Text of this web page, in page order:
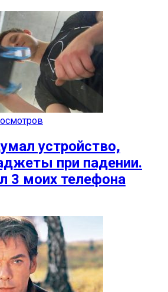
устройство,
при падении.
3 моих телефона